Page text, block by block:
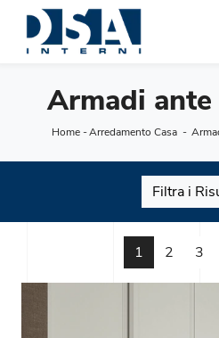
Armadi
Home-Arredamento Casa -
Filtra i
1 2 3